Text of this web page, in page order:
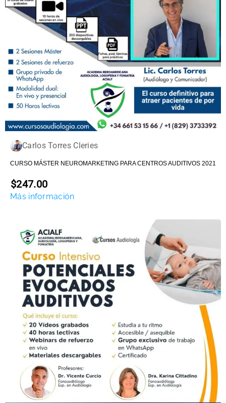
Carlos Torres Cleries
CURSO MÁSTER NEUROMARKETING PARA CENTROS AUDITIVOS 2021
$247.00
Más información